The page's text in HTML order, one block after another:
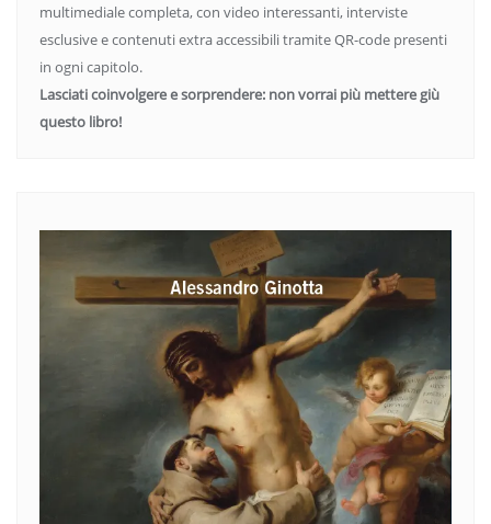
multimediale completa, con video interessanti, interviste
esclusive e contenuti extra accessibili tramite QR-code presenti
in ogni capitolo.
Lasciati coinvolgere e sorprendere: non vorrai più mettere giù
questo libro!